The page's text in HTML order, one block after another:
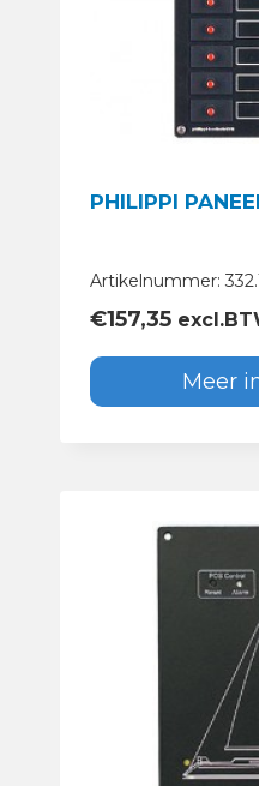
PHILIPPI
Artikelnummer:
€157,35
Meer